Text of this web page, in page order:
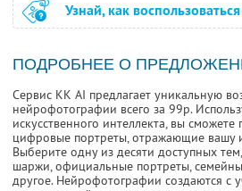
Узнай, как
ПОДРОБНЕЕ О
Сервис KK AI предлагает уникальную
нейрофотографии всего за 99р.
искусственного интеллекта, вы
цифровые портреты, отражающие вашу
Выберите одну из десяти доступных
шаржи, официальные портреты,
другое. Нейрофотографии создаются с